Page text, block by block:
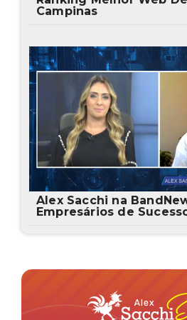
Campinas
Alex Sacchi na
Empresários de